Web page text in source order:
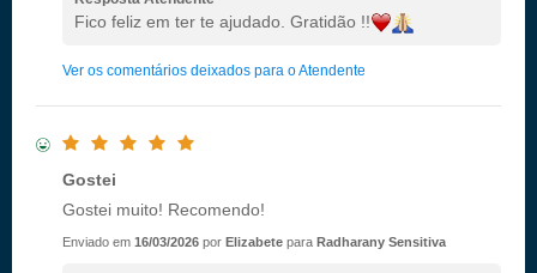
Fico feliz em ter te ajudado. Gratidão !!
Ver os comentários deixados para o Atendente
Gostei
Gostei muito! Recomendo!
Enviado em 16/03/2026 por Elizabete para Radharany Sensitiva